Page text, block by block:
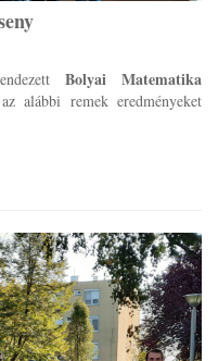
Bolyai Matematika
alábbi remek eredményeket